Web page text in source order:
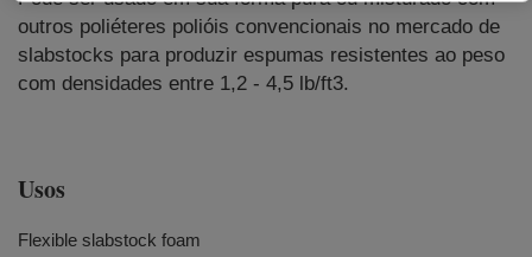
outros poliéteres polióis convencionais no mercado de
slabstocks para produzir espumas resistentes ao peso
com densidades entre 1,2 - 4,5 lb/ft3.
Usos
Flexible slabstock foam